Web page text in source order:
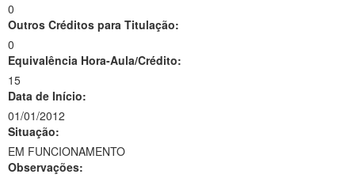
0
Outros Créditos para Titulação:
0
Equivalência Hora-Aula/Crédito:
15
Data de Início:
01/01/2012
Situação:
EM FUNCIONAMENTO
Observações: